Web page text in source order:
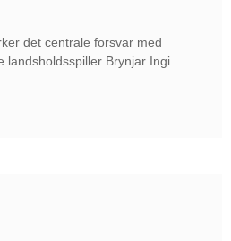
det centrale forsvar med
landsholdsspiller Brynjar Ingi